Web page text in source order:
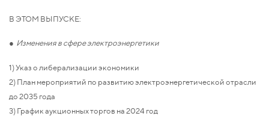
В ЭТОМ ВЫПУСКЕ:
● Изменения в сфере электроэнергетики
1) Указ о либерализации экономики
2) План мероприятий по развитию электроэнергетической отрасли
до 2035 года
3) График аукционных торгов на 2024 год